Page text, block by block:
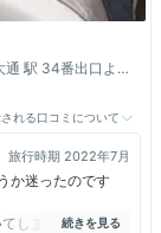
駅 34番出口より
れる口コミについて
旅行時期 2022年7月
か迷ったのです
しまいがっかりで